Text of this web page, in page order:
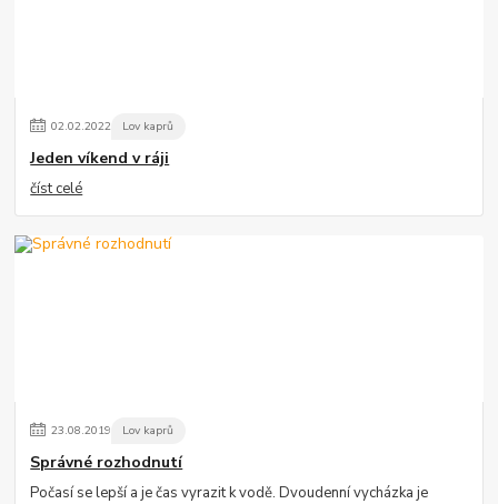
02.02.2022 Lov kaprů
Jeden víkend v ráji
číst celé
23.08.2019 Lov kaprů
Správné rozhodnutí
Počasí se lepší a je čas vyrazit k vodě. Dvoudenní vycházka je